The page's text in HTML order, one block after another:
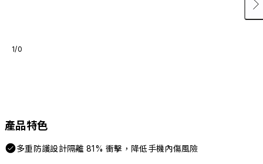
1/0
產品特色
多重防護設計隔離 81% 衝擊，降低手機內傷風險